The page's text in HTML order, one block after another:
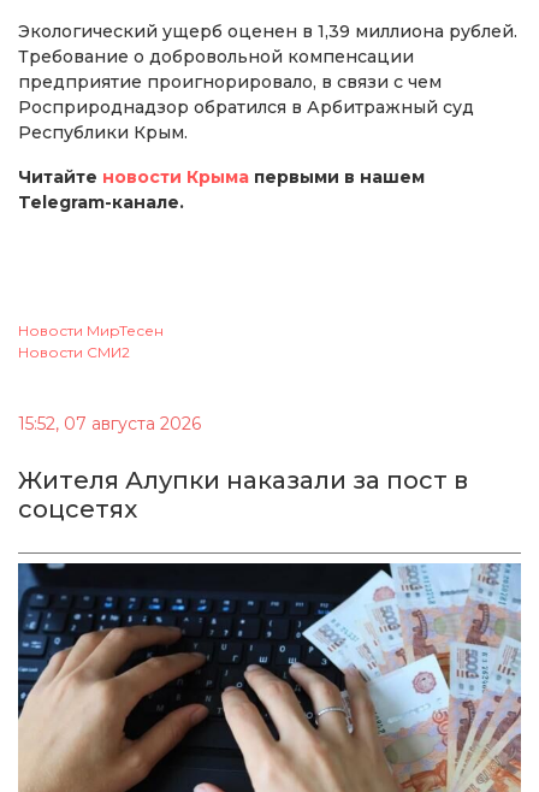
Экологический ущерб оценен в 1,39 миллиона рублей.
Требование о добровольной компенсации
предприятие проигнорировало, в связи с чем
Росприроднадзор обратился в Арбитражный суд
Республики Крым.
Читайте новости Крыма первыми в нашем
Telegram-канале.
Новости МирТесен
Новости СМИ2
15:52, 07 августа 2026
Жителя Алупки наказали за пост в
соцсетях